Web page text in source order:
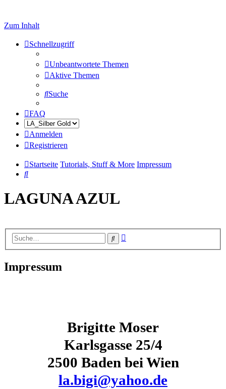
Zum Inhalt
Schnellzugriff
Unbeantwortete Themen
Aktive Themen
Suche
FAQ
Anmelden
Registrieren
Startseite Tutorials, Stuff & More Impressum
Suche
LAGUNA AZUL
Suche
Impressum
Brigitte Moser
Karlsgasse 25/4
2500 Baden bei Wien
la.bigi@yahoo.de